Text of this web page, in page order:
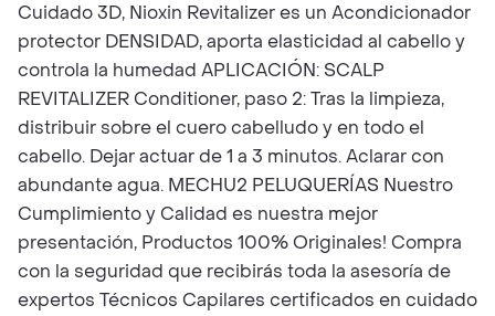
Cuidado 3D, Nioxin Revitalizer es un Acondicionador
protector DENSIDAD, aporta elasticidad al cabello y
controla la humedad APLICACIÓN: SCALP
REVITALIZER Conditioner, paso 2: Tras la limpieza,
distribuir sobre el cuero cabelludo y en todo el
cabello. Dejar actuar de 1 a 3 minutos. Aclarar con
abundante agua. MECHU2 PELUQUERÍAS Nuestro
Cumplimiento y Calidad es nuestra mejor
presentación, Productos 100% Originales! Compra
con la seguridad que recibirás toda la asesoría de
expertos Técnicos Capilares certificados en cuidado